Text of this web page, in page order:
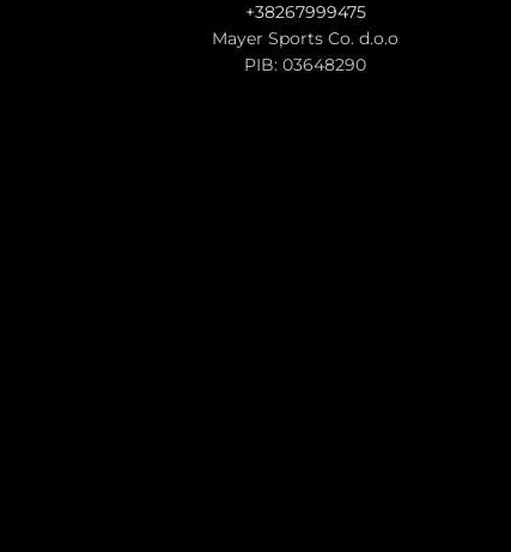
+38267999475
Mayer Sports Co. d.o.o
PIB: 03648290